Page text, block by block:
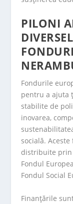
PILONI
Fondurile
pentru a ajuta
stabilite de
inovarea,
socială.
distribuite
Fondul
Fondul Social
Finanțările